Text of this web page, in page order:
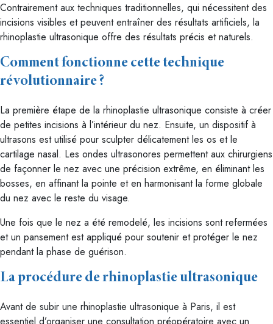
Contrairement aux techniques traditionnelles, qui nécessitent des
incisions visibles et peuvent entraîner des résultats artificiels, la
rhinoplastie ultrasonique offre des résultats précis et naturels.
Comment fonctionne cette technique
révolutionnaire ?
La première étape de la rhinoplastie ultrasonique consiste à créer
de petites incisions à l’intérieur du nez. Ensuite, un dispositif à
ultrasons est utilisé pour sculpter délicatement les os et le
cartilage nasal. Les ondes ultrasonores permettent aux chirurgiens
de façonner le nez avec une précision extrême, en éliminant les
bosses, en affinant la pointe et en harmonisant la forme globale
du nez avec le reste du visage.
Une fois que le nez a été remodelé, les incisions sont refermées
et un pansement est appliqué pour soutenir et protéger le nez
pendant la phase de guérison.
La procédure de rhinoplastie ultrasonique
Avant de subir une rhinoplastie ultrasonique à Paris, il est